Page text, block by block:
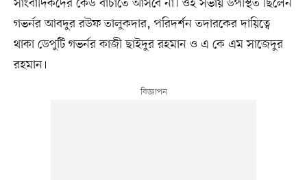
সাংবাদিকদের কেউ বাঁচাতে আসবে না। ওই সভায় উপস্থিত ছিলেন
গভর্নর আবদুর রউফ তালুকদার, পরিদর্শন তদারকের দায়িত্বে
থাকা ডেপুটি গভর্নর কাজী ছাইদুর রহমান ও এ কে এম সাজেদুর
রহমান।